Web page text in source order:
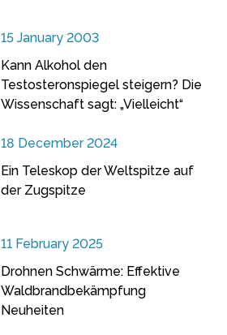
15 January 2003
Kann Alkohol den
Testosteronspiegel steigern? Die
Wissenschaft sagt: „Vielleicht“
18 December 2024
Ein Teleskop der Weltspitze auf
der Zugspitze
11 February 2025
Drohnen Schwärme: Effektive
Waldbrandbekämpfung
Neuheiten